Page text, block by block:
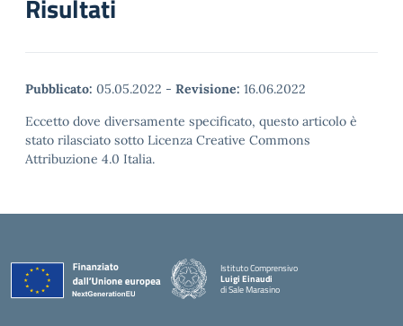
Risultati
Pubblicato: 05.05.2022 - Revisione: 16.06.2022
Eccetto dove diversamente specificato, questo articolo è
stato rilasciato sotto Licenza Creative Commons
Attribuzione 4.0 Italia.
Istituto Comprensivo
Luigi Einaudi
di Sale Marasino